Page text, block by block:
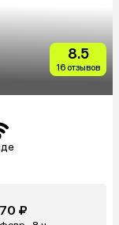
8.5
16 отзывов
₽